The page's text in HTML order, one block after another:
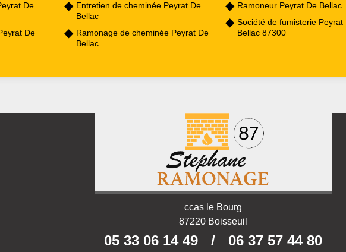
De
De
Entretien de cheminée Peyrat De
Bellac
Ramonage de cheminée Peyrat De
Bellac
Ramoneur Peyrat De Bellac
Société de fumisterie Peyrat
Bellac 87300
ccas le Bourg
87220 Boisseuil
05 33 06 14 49 / 06 37 57 44 80